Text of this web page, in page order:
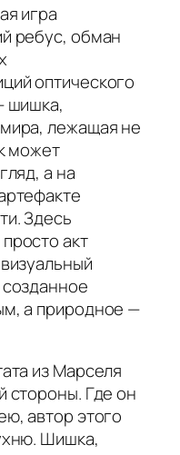
игра
ребус, обман
оптического
шишка,
лежащая не
может
а на
Здесь
акт
а природное —
из Марселя
стороны. Где он
автор этого
Шишка,